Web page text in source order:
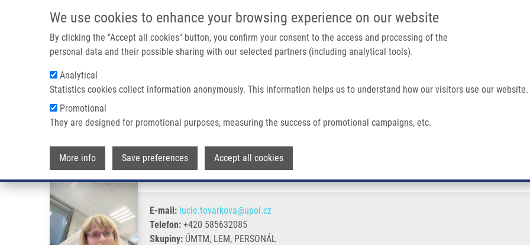
We use cookies to enhance your browsing experience on our website
By clicking the "Accept all cookies" button, you confirm your consent to the access and processing of the
personal data and their possible sharing with our selected partners (including analytical tools).
Analytical
Statistics cookies collect information anonymously. This information helps us to understand how our visitors use our website.
Promotional
They are designed for promotional purposes, measuring the success of promotional campaigns, etc.
More info Save preferences Accept all cookies
IMTM PORTÁL
Main navigation
Drobečková navigace
Domů Továrková Lucie
Továrková Lucie
E-mail: lucie.tovarkova@upol.cz
Telefon: +420 585632085
Skupiny: ÚMTM, LEM, PERSONÁL